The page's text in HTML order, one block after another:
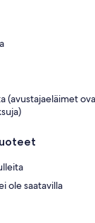
(avustajaeläimet
ole saatavilla